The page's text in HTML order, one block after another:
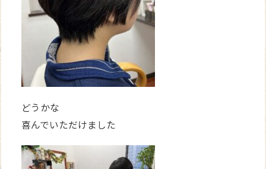
どうかな
喜んでいただけました